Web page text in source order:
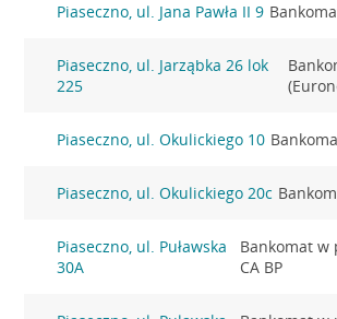
Piaseczno, ul. Jana Pawła II 9
Piaseczno, ul. Jarząbka 26 lok
225
Piaseczno, ul. Okulickiego 10
Piaseczno, ul. Okulickiego 20c
Piaseczno, ul. Puławska
30A
Bankomat w
CA BP